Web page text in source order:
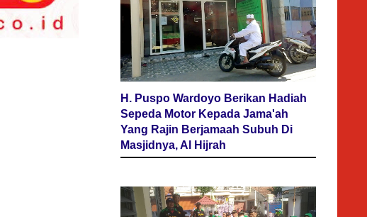
H. Puspo Wardoyo Berikan Hadiah
Sepeda Motor Kepada Jama'ah
Yang Rajin Berjamaah Subuh Di
Masjidnya, Al Hijrah